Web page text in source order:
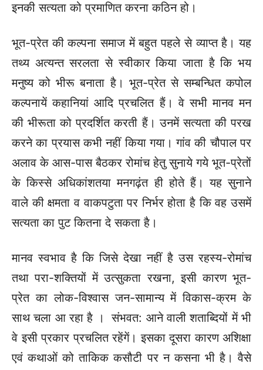
इनकी सत्यता को प्रमाणित करना कठिन हो।
भूत-प्रेत की कल्पना समाज में बहुत पहले से व्याप्त है। यह
तथ्य अत्यन्त सरलता से स्वीकार किया जाता है कि भय
मनुष्य को भीरू बनाता है। भूत-प्रेत से सम्बन्धित कपोल
कल्पनायें कहानियां आदि प्रचलित हैं। वे सभी मानव मन
की भीरूता को प्रदर्शित करती हैं। उनमें सत्यता की परख
करने का प्रयास कभी नहीं किया गया। गांव की चौपाल पर
अलाव के आस-पास बैठकर रोमांच हेतु सुनाये गये भूत-प्रेतों
के किस्से अधिकांशतया मनगढ़ंत ही होते हैं। यह सुनाने
वाले की क्षमता व वाकपटुतापर निर्भर होता है कि वह उसमें
सत्यता का पुट कितना दे सकता है।
मानव स्वभाव है कि जिसे देखा नहीं है उस रहस्य-रोमांच
तथा परा-शक्तियों में उत्सुकता रखना, इसी कारण भूत-
प्रेत का लोक-विश्वास जन-सामान्य में विकास-क्रम के
साथ चला आ रहा है । संभवत: आने वाली शताब्दियों में भी
वे इसी प्रकार प्रचलित रहेंगें। इसका दूसरा कारण अशिक्षा
एवं कथाओं को ताकिक कसौटी पर न कसना भी है। वैसे